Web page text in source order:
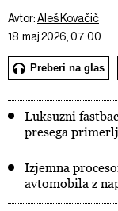
Avtor:Aleš Kovačič
18. maj 2026, 07:00
Preberi na glas
Luksuzni
presega
Izjemna
avtomobila z